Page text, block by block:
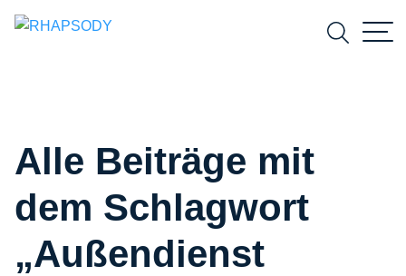
Suchen
Alle Beiträge mit
dem Schlagwort
„Außendienst